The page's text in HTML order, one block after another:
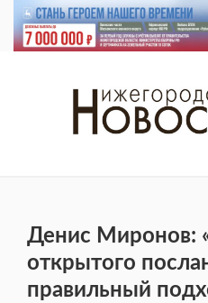
Денис Миронов:
открытого
правильный